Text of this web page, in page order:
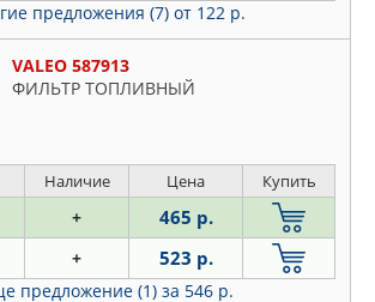
предложения (7) от 122 р.
VALEO 587913
ФИЛЬТР ТОПЛИВНЫЙ
Наличие Цена Купить
+ 465 р.
+ 523 р.
предложение (1) за 546 р.